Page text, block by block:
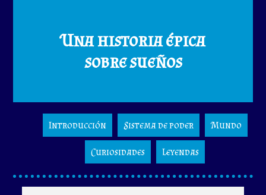
Una historia épica
sobre sueños
Introducción Sistema de poder Mundo
Curiosidades Leyendas